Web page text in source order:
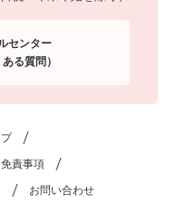
センター
ある質問）
責事項
お問い合わせ